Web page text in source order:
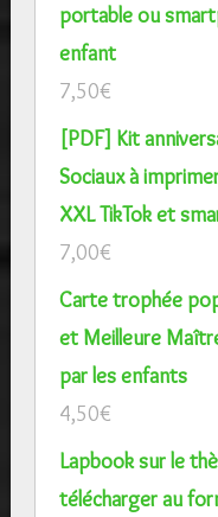
portable ou
enfant
7,50€
[PDF] Kit
Sociaux à
XXL TikTok et
7,00€
Carte trophée
et Meilleure
par les enfants
4,50€
Lapbook sur le
télécharger au